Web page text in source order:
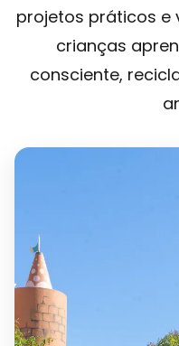
projetos práticos e
crianças
consciente,